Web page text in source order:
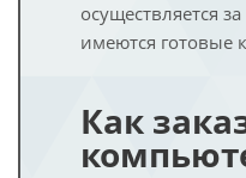
осуществляется
имеются готовые
Как